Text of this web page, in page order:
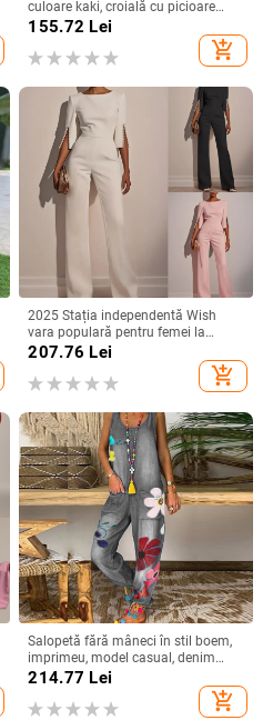
culoare kaki, croială cu picioare
largi, stil casual de vară
155.72 Lei
add_shopping_cart
2025 Stația independentă Wish
vara populară pentru femei la
modă cu mărgele decorațiuni
elegante salopetă/haine slim
elegantă
207.76 Lei
add_shopping_cart
Salopetă fără mâneci în stil boem,
imprimeu, model casual, denim
subțire, amestec bumbac-poliester,
214.77 Lei
add_shopping_cart